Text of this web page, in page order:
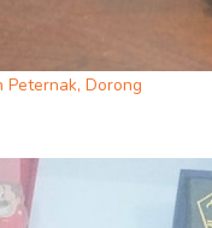
Peternak, Dorong